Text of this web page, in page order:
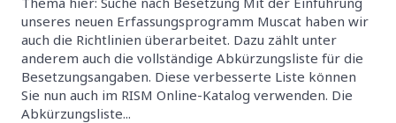
unseres neuen Erfassungsprogramm Muscat haben wir
auch die Richtlinien überarbeitet. Dazu zählt unter
anderem auch die vollständige Abkürzungsliste für die
Besetzungsangaben. Diese verbesserte Liste können
Sie nun auch im RISM Online-Katalog verwenden. Die
Abkürzungsliste...